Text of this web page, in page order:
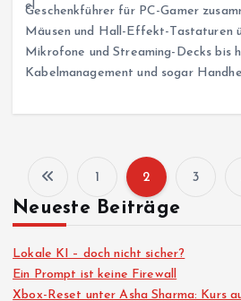
Geschenkführer für PC-Gamer
Mäusen und Hall-Effekt-Tastaturen
Mikrofone und Streaming-Decks bis
Kabelmanagement und sogar
i
1 2 3
Neueste Beiträge
Lokale KI – doch nicht sicher?
Ein Prompt ist keine Firewall
Xbox-Reset unter Asha Sharma: Kurs